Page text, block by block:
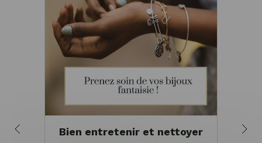
Bien entretenir et nettoyer